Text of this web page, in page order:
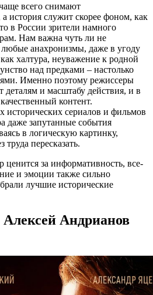
всего снимают
история служит скорее фоном, как
в России зрители намного
Нам важна чуть ли не
любые анахронизмы, даже в угоду
халтура, неуважение к родной
над предками – настолько
Именно поэтому режиссеры
деталям и масштабу действия, и в
контент.
исторических сериалов и фильмов
даже запутанные события
в логическую картинку,
труда пересказать.
ценится за информативность, все-
и эмоции также сильно
лучшие исторические
Андрианов